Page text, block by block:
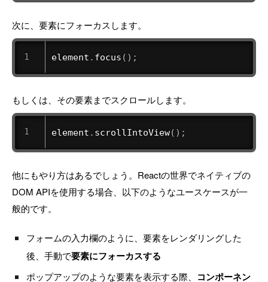
次に、要素にフォーカスします。
element . focus ( ) ;
もしくは、その要素までスクロールします。
element . scrollIntoView( ) ;
他にもやり方はあるでしょう。Reactの世界でネイティブの
DOM APIを使用する場合、以下のようなユースケースが一
般的です。
フォームの入力欄のように、要素をレンダリングした
後、手動で要素にフォーカスする
ポップアップのような要素を表示する際、 コンポーネン